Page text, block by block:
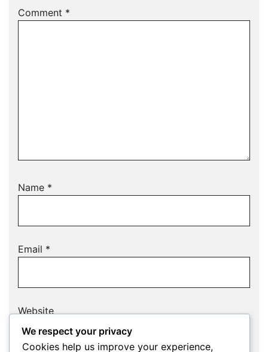
Comment *
Name *
Email *
Website
We respect your privacy
Cookies help us improve your experience,